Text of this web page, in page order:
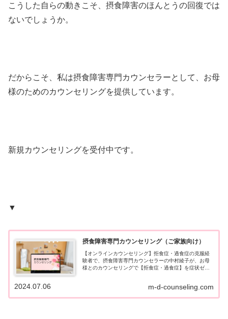
こうした自らの動きこそ、摂食障害のほんとうの回復では
ないでしょうか。
だからこそ、私は摂食障害専門カウンセラーとして、お母
様のためのカウンセリングを提供しています。
新規カウンセリングを受付中です。
▼
摂食障害専門カウンセリング（ご家族向け）
【オンラインカウンセリング】拒食症・過食症の克服経
験者で、摂食障害専門カウンセラーの中村綾子が、お母
様とのカウンセリングで【拒食症・過食症】を症状ゼロ
m-d-counseling.com
2024.07.06